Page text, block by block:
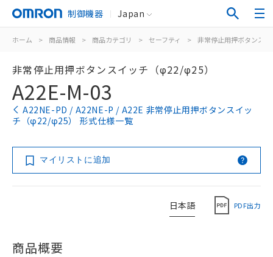
制御機器 Japan
ホーム > 商品情報 > 商品カテゴリ > セーフティ > 非常停止用押ボタンスイ
非常停止用押ボタンスイッチ（φ22/φ25）
A22E-M-03
A22NE-PD / A22NE-P / A22E 非常停止用押ボタンスイッ
チ（φ22/φ25） 形式仕様一覧
マイリストに追加
日本語 PDF出力
商品概要